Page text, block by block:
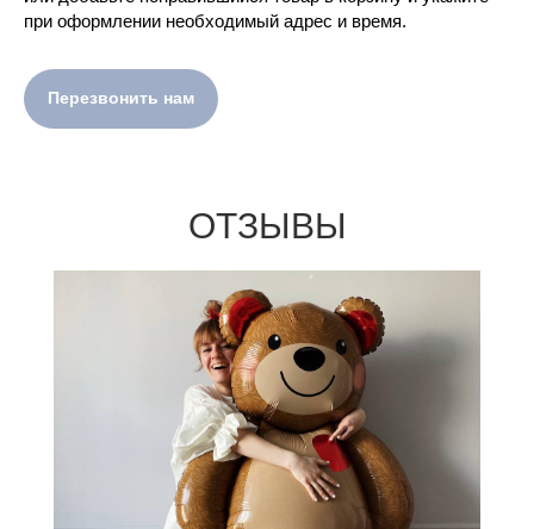
при оформлении необходимый адрес и время.
Перезвонить нам
ОТЗЫВЫ